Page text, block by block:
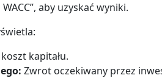
aby uzyskać wyniki.
kapitału.
Zwrot oczekiwany przez